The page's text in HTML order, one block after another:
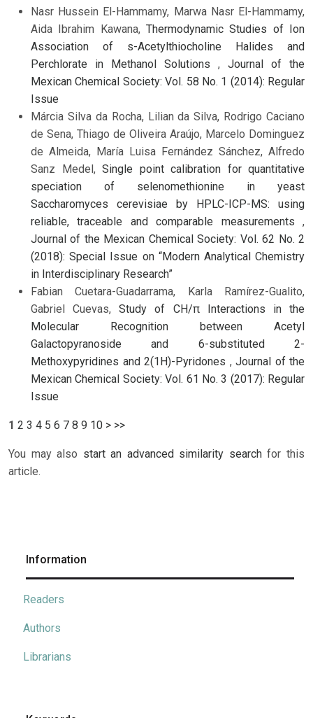
Nasr Hussein El-Hammamy, Marwa Nasr El-Hammamy,
Aida Ibrahim Kawana, Thermodynamic Studies of Ion
Association of s-Acetylthiocholine Halides and
Perchlorate in Methanol Solutions , Journal of the
Mexican Chemical Society: Vol. 58 No. 1 (2014): Regular
Issue
Márcia Silva da Rocha, Lilian da Silva, Rodrigo Caciano
de Sena, Thiago de Oliveira Araújo, Marcelo Dominguez
de Almeida, María Luisa Fernández Sánchez, Alfredo
Sanz Medel, Single point calibration for quantitative
speciation of selenomethionine in yeast
Saccharomyces cerevisiae by HPLC-ICP-MS: using
reliable, traceable and comparable measurements ,
Journal of the Mexican Chemical Society: Vol. 62 No. 2
(2018): Special Issue on “Modern Analytical Chemistry
in Interdisciplinary Research”
Fabian Cuetara-Guadarrama, Karla Ramírez-Gualito,
Gabriel Cuevas,Study of CH/π Interactions in the
Molecular Recognition between Acetyl
Galactopyranoside and 6-substituted 2-
Methoxypyridines and 2(1H)-Pyridones , Journal of the
Mexican Chemical Society: Vol. 61 No. 3 (2017): Regular
Issue
1 2 3 4 5 6 7 8 9 10 > >>
You may also start an advanced similarity searchfor this
article.
Information
Readers
Authors
Librarians